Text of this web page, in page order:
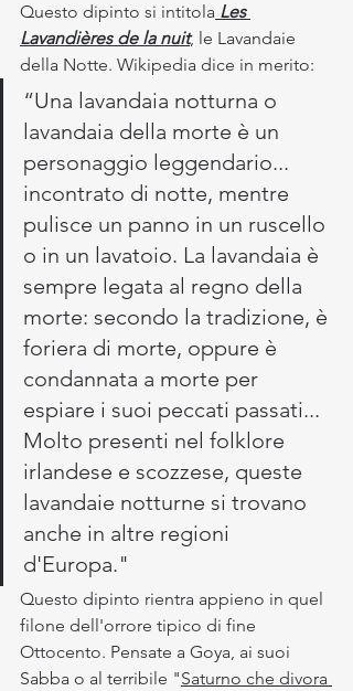
Questo dipinto si intitola Les
Lavandières de la nuit, le Lavandaie
della Notte. Wikipedia dice in merito:
“Una lavandaia notturna o
lavandaia della morte è un
personaggio leggendario...
incontrato di notte, mentre
pulisce un panno in un ruscello
o in un lavatoio. La lavandaia è
sempre legata al regno della
morte: secondo la tradizione, è
foriera di morte, oppure è
condannata a morte per
espiare i suoi peccati passati...
Molto presenti nel folklore
irlandese e scozzese, queste
lavandaie notturne si trovano
anche in altre regioni
d'Europa."
Questo dipinto rientra appieno in quel
filone dell'orrore tipico di fine
Ottocento. Pensate a Goya, ai suoi
Sabba o al terribile "Saturno che divora